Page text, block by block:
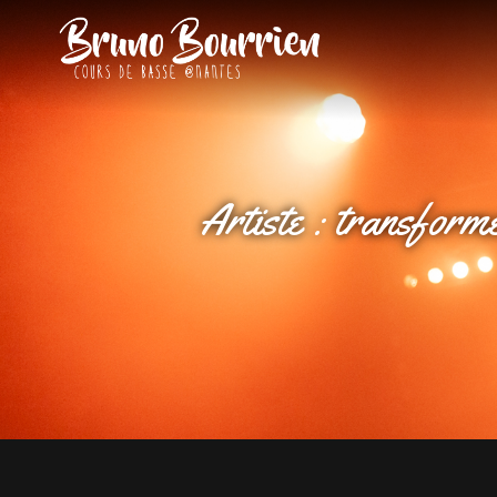
BRUNO
Cours De Basse À Nantes
Artiste :